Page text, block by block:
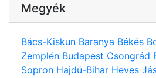
Megyék
Bács-Kiskun Baranya Békés
Zemplén Budapest Csongrád
Sopron Hajdú-Bihar Heves